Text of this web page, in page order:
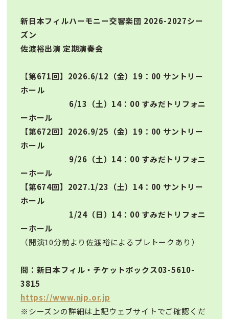
新日本フィルハーモニー交響楽団 2026-2027シー
ズン
佐渡裕出演 定期演奏会
【第671回】2026.6/12（金）19：00 サントリー
ホール
6/13（土）14：00 すみだトリフォニ
ーホール
【第672回】2026.9/25（金）19：00 サントリー
ホール
9/26（土）14：00 すみだトリフォニ
ーホール
【第674回】2027.1/23（土）14：00 サントリー
ホール
1/24（日）14：00 すみだトリフォニ
ーホール
（開演10分前より佐渡裕によるプレトークあり）
問：新日本フィル・チケットボックス03-5610-
3815
https://www.njp.or.jp
※シーズンの詳細は上記ウェブサイトでご確認くだ